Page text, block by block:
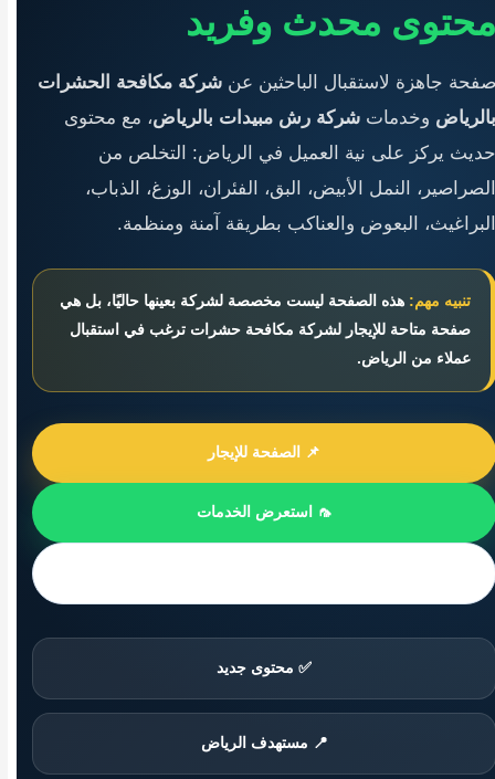
محتوى محدث وفريد
صفحة جاهزة لاستقبال الباحثين عن شركة مكافحة الحشرات
بالرياض وخدمات شركة رش مبيدات بالرياض، مع محتوى
حديث يركز على نية العميل في الرياض: التخلص من
الصراصير، النمل الأبيض، البق، الفئران، الوزغ، الذباب،
البراغيث، البعوض والعناكب بطريقة آمنة ومنظمة.
تنبيه مهم: هذه الصفحة ليست مخصصة لشركة بعينها حاليًا، بل هي
صفحة متاحة للإيجار لشركة مكافحة حشرات ترغب في استقبال
عملاء من الرياض.
📌 الصفحة للإيجار
🦟 استعرض الخدمات
✅ محتوى جديد
📍 مستهدف الرياض